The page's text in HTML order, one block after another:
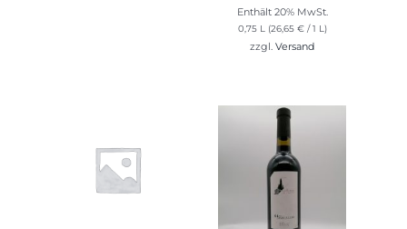
Enthält 20% MwSt.
0,75 L (26,65 €/ 1 L)
zzgl.Versand